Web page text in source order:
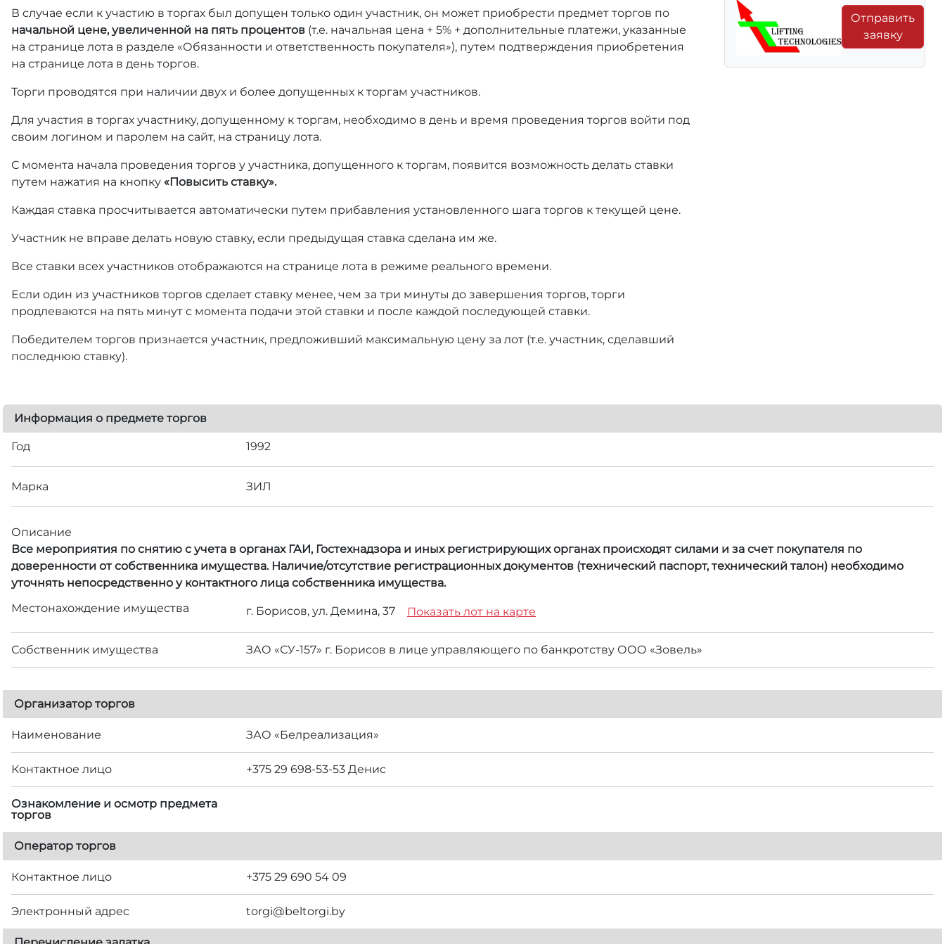
В случае если к участию в торгах был допущен только один участник, он может приобрести предмет торгов по
начальной цене, увеличенной на пять процентов (т.е. начальная цена + 5% + дополнительные платежи, указанные
на странице лота в разделе «Обязанности и ответственность покупателя»), путем подтверждения приобретения
на странице лота в день торгов.
Торги проводятся при наличии двух и более допущенных к торгам участников.
Для участия в торгах участнику, допущенному к торгам, необходимо в день и время проведения торгов войти под
своим логином и паролем на сайт, на страницу лота.
С момента начала проведения торгов у участника, допущенного к торгам, появится возможность делать ставки
путем нажатия на кнопку «Повысить ставку».
Каждая ставка просчитывается автоматически путем прибавления установленного шага торгов к текущей цене.
Участник не вправе делать новую ставку, если предыдущая ставка сделана им же.
Все ставки всех участников отображаются на странице лота в режиме реального времени.
Если один из участников торгов сделает ставку менее, чем за три минуты до завершения торгов, торги
продлеваются на пять минут с момента подачи этой ставки и после каждой последующей ставки.
Победителем торгов признается участник, предложивший максимальную цену за лот (т.е. участник, сделавший
последнюю ставку).
Отправить
заявку
Информация о предмете торгов
Год 1992
Марка ЗИЛ
Описание
Все мероприятия по снятию с учета в органах ГАИ, Гостехнадзора и иных регистрирующих органах происходят силами и за счет покупателя по
доверенности от собственника имущества. Наличие/отсутствие регистрационных документов (технический паспорт, технический талон) необходимо
уточнять непосредственно у контактного лица собственника имущества.
Местонахождение имущества
г. Борисов, ул. Демина, 37 Показать лот на карте
Собственник имущества ЗАО «СУ-157» г. Борисов в лице управляющего по банкротству ООО «Зовель»
Организатор торгов
Наименование ЗАО «Белреализация»
Контактное лицо +375 29 698-53-53 Денис
Ознакомление и осмотр предмета
торгов
Оператор торгов
Контактное лицо +375 29 690 54 09
Электронный адрес torgi@beltorgi.by